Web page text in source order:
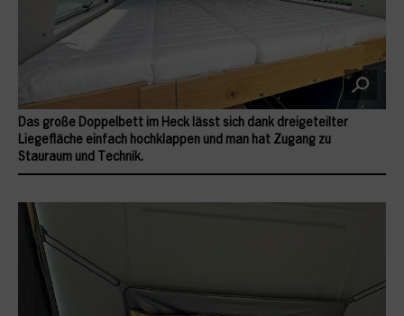
Das große Doppelbett im Heck lässt sich dank dreigeteilter
Liegefläche einfach hochklappen und man hat Zugang zu
Stauraum und Technik.